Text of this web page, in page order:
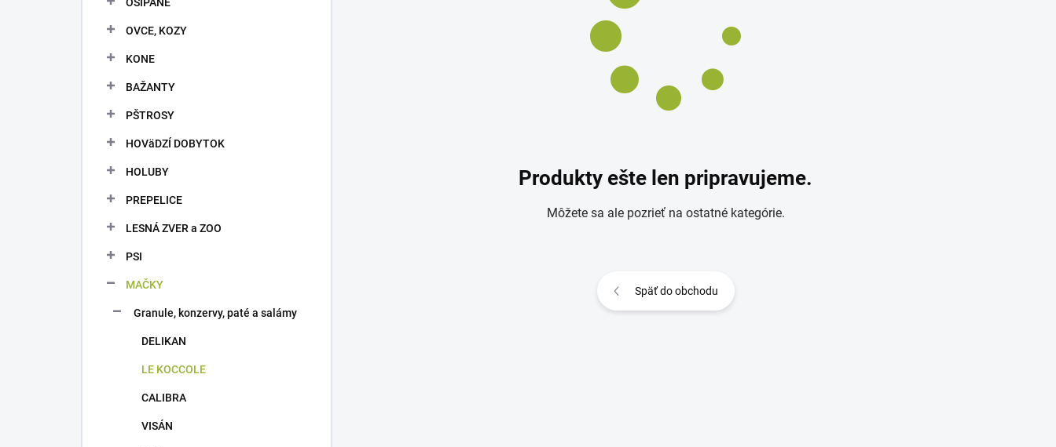
OVCE, KOZY
KONE
BAŽANTY
PŠTROSY
HOVäDZÍ DOBYTOK
HOLUBY
PREPELICE
LESNÁ ZVER a ZOO
PSI
MAČKY
Granule, konzervy, paté a salámy
DELIKAN
LE KOCCOLE
CALIBRA
VISÁN
Produkty ešte len pripravujeme.
Môžete sa ale pozrieť na ostatné kategórie.
Späť do obchodu